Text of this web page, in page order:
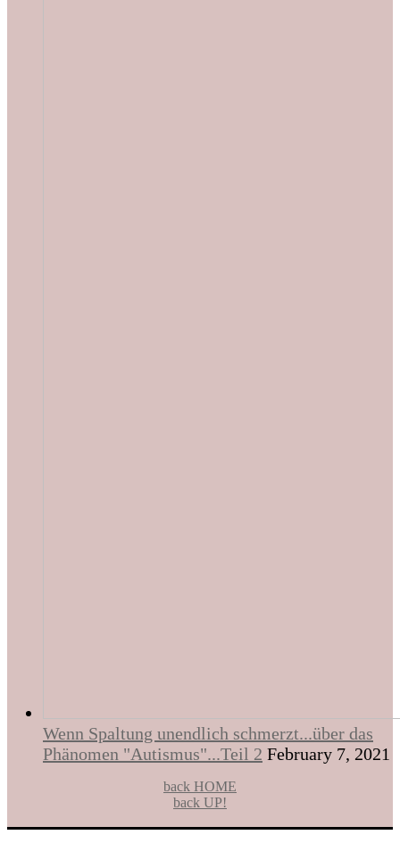
Wenn Spaltung unendlich schmerzt...über das
Phänomen "Autismus"...Teil 2 February 7, 2021
back HOME
back UP!